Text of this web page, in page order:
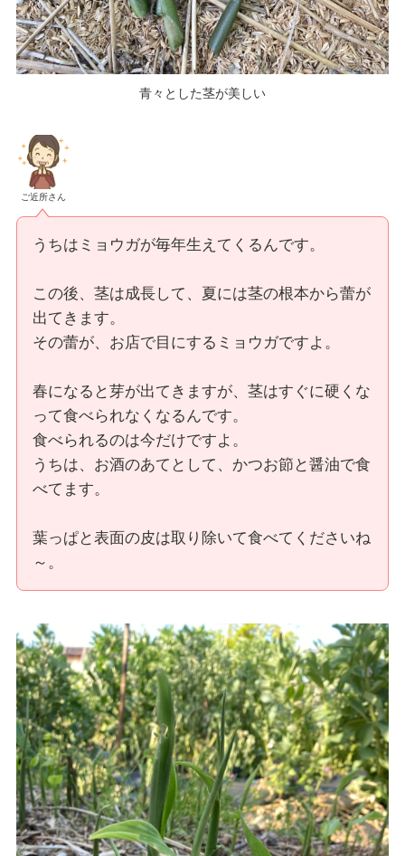
青々とした茎が美しい
ご近所さん
うちはミョウガが毎年生えてくるんです。
この後、茎は成長して、夏には茎の根本から蕾が
出てきます。
その蕾が、お店で目にするミョウガですよ。
春になると芽が出てきますが、茎はすぐに硬くな
って食べられなくなるんです。
食べられるのは今だけですよ。
うちは、お酒のあてとして、かつお節と醤油で食
べてます。
葉っぱと表面の皮は取り除いて食べてくださいね
～。